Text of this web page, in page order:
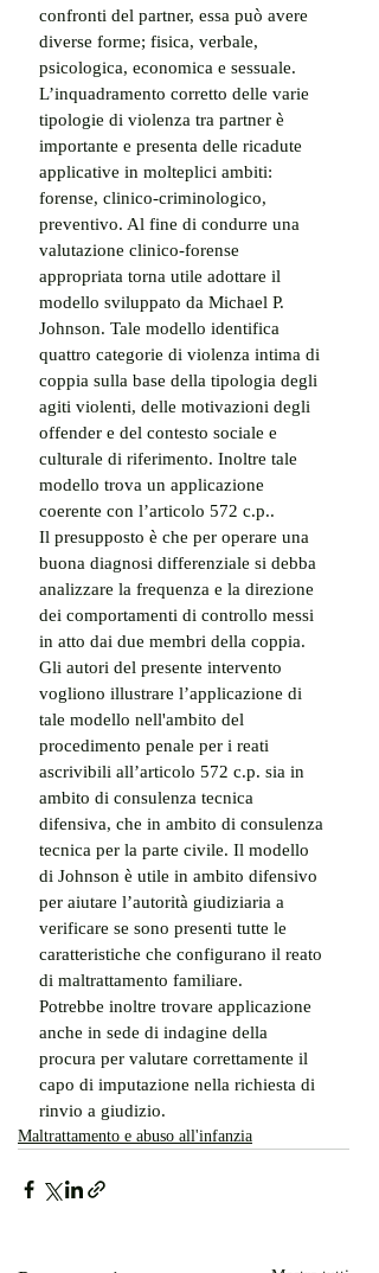
confronti del partner, essa può avere
diverse forme; fisica, verbale,
psicologica, economica e sessuale.
L’inquadramento corretto delle varie
tipologie di violenza tra partner è
importante e presenta delle ricadute
applicative in molteplici ambiti:
forense, clinico-criminologico,
preventivo. Al fine di condurre una
valutazione clinico-forense
appropriata torna utile adottare il
modello sviluppato da Michael P.
Johnson. Tale modello identifica
quattro categorie di violenza intima di
coppia sulla base della tipologia degli
agiti violenti, delle motivazioni degli
offender e del contesto sociale e
culturale di riferimento. Inoltre tale
modello trova un applicazione
coerente con l’articolo 572 c.p..
Il presupposto è che per operare una
buona diagnosi differenziale si debba
analizzare la frequenza e la direzione
dei comportamenti di controllo messi
in atto dai due membri della coppia.
Gli autori del presente intervento
vogliono illustrare l’applicazione di
tale modello nell'ambito del
procedimento penale per i reati
ascrivibili all’articolo 572 c.p. sia in
ambito di consulenza tecnica
difensiva, che in ambito di consulenza
tecnica per la parte civile. Il modello
di Johnson è utile in ambito difensivo
per aiutare l’autorità giudiziaria a
verificare se sono presenti tutte le
caratteristiche che configurano il reato
di maltrattamento familiare.
Potrebbe inoltre trovare applicazione
anche in sede di indagine della
procura per valutare correttamente il
capo di imputazione nella richiesta di
rinvio a giudizio.
Maltrattamento e abuso all'infanzia